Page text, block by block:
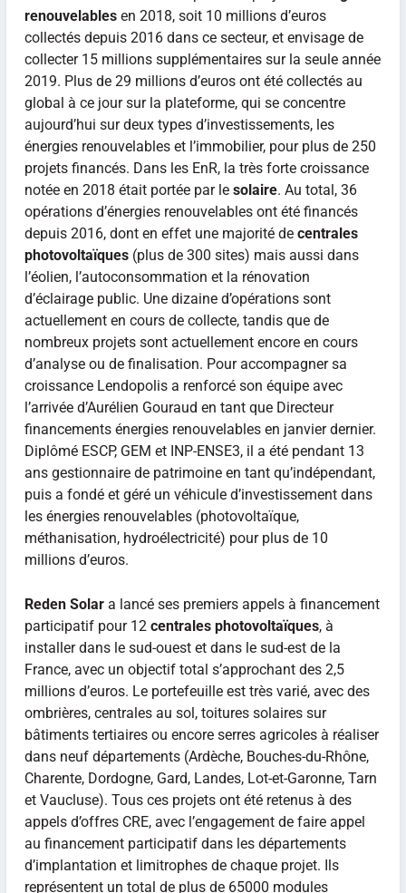
renouvelablesen 2018, soit 10 millions d’euros
collectés depuis 2016 dans ce secteur, et envisage de
collecter 15 millions supplémentaires sur la seule année
2019. Plus de 29 millions d’euros ont été collectés au
global à ce jour sur la plateforme, qui se concentre
aujourd’hui sur deux types d’investissements, les
énergies renouvelables et l’immobilier, pour plus de 250
projets financés. Dans les EnR, la très forte croissance
notée en 2018 était portée par le solaire. Au total, 36
opérations d’énergies renouvelables ont été financés
depuis 2016, dont en effet une majorité de centrales
photovoltaïques(plus de 300 sites) mais aussi dans
l’éolien, l’autoconsommation et la rénovation
d’éclairage public. Une dizaine d’opérations sont
actuellement en cours de collecte, tandis que de
nombreux projets sont actuellement encore en cours
d’analyse ou de finalisation. Pour accompagner sa
croissance Lendopolis a renforcé son équipe avec
l’arrivée d’Aurélien Gouraud en tant que Directeur
financements énergies renouvelables en janvier dernier.
Diplômé ESCP, GEM et INP-ENSE3, il a été pendant 13
ans gestionnaire de patrimoine en tant qu’indépendant,
puis a fondé et géré un véhicule d’investissement dans
les énergies renouvelables (photovoltaïque,
méthanisation, hydroélectricité) pour plus de 10
millions d’euros.
Reden Solara lancé ses premiers appels à financement
participatif pour 12 centrales photovoltaïques, à
installer dans le sud-ouest et dans le sud-est de la
France, avec un objectif total s’approchant des 2,5
millions d’euros. Le portefeuille est très varié, avec des
ombrières, centrales au sol, toitures solaires sur
bâtiments tertiaires ou encore serres agricoles à réaliser
dans neuf départements (Ardèche, Bouches-du-Rhône,
Charente, Dordogne, Gard, Landes, Lot-et-Garonne, Tarn
et Vaucluse). Tous ces projets ont été retenus à des
appels d’offres CRE, avec l’engagement de faire appel
au financement participatif dans les départements
d’implantation et limitrophes de chaque projet. Ils
représentent un total de plus de 65000 modules